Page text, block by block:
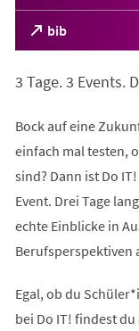
bib
(Öffnet
in
neuen
3 Tage. 3 Events.
Bock auf eine
einfach mal testen,
sind? Dann ist Do
Event. Drei Tage
echte Einblicke in
Berufsperspektiven
Egal, ob du
bei Do IT! findest